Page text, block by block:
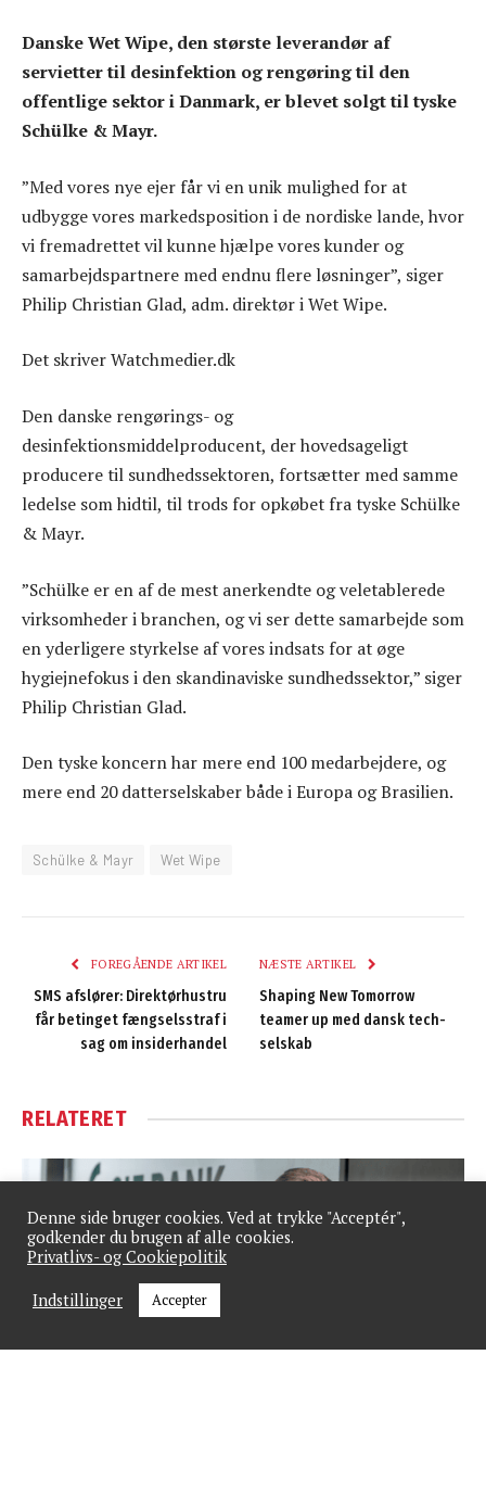
Danske Wet Wipe, den største leverandør af
servietter til desinfektion og rengøring til den
offentlige sektor i Danmark, er blevet solgt til tyske
Schülke & Mayr.
”Med vores nye ejer får vi en unik mulighed for at
udbygge vores markedsposition i de nordiske lande, hvor
vi fremadrettet vil kunne hjælpe vores kunder og
samarbejdspartnere med endnu flere løsninger”, siger
Philip Christian Glad, adm. direktør i Wet Wipe.
Det skriver Watchmedier.dk
Den danske rengørings- og
desinfektionsmiddelproducent, der hovedsageligt
producere til sundhedssektoren, fortsætter med samme
ledelse som hidtil, til trods for opkøbet fra tyske Schülke
& Mayr.
”Schülke er en af de mest anerkendte og veletablerede
virksomheder i branchen, og vi ser dette samarbejde som
en yderligere styrkelse af vores indsats for at øge
hygiejnefokus i den skandinaviske sundhedssektor,” siger
Philip Christian Glad.
Den tyske koncern har mere end 100 medarbejdere, og
mere end 20 datterselskaber både i Europa og Brasilien.
Schülke & Mayr Wet Wipe
FOREGÅENDE ARTIKEL
SMS afslører: Direktørhustru
får betinget fængselsstraf i
sag om insiderhandel
NÆSTE ARTIKEL
Shaping New Tomorrow
teamer up med dansk tech-
selskab
RELATERET
Denne side bruger cookies. Ved at trykke "Acceptér",
godkender du brugen af alle cookies.
Privatlivs- og Cookiepolitik
Indstillinger Accepter